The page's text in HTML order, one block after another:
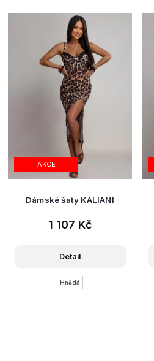
AKCE
Dámské šaty KALIANI
1 107 Kč
Detail
Hnědá